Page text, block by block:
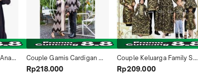
Couple Gamis Cardigan
Zigi-Zaga Krem | Sarimbit
Rp218.000
Couple Keluarga Family Set
Gamis Motif Bakung |
Rp209.000